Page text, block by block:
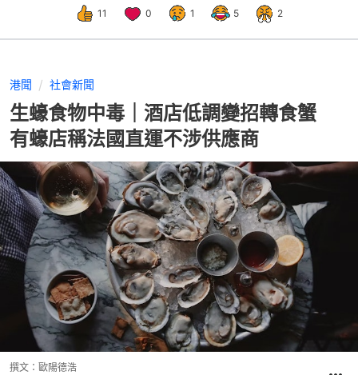
11 0 1 5 2
港聞 社會新聞
生蠔食物中毒｜酒店低調變招轉食蟹
有蠔店稱法國直運不涉供應商
撰文： 歐陽德浩